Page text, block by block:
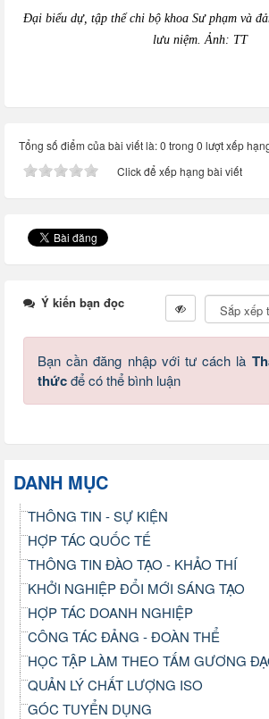
Đại biểu dự, tập thể chi bộ khoa Sư phạm và
lưu niệm. Ảnh: TT
Tổng số điểm của bài viết là: 0 trong 0 lượt xếp
Click để xếp hạng bài viết
Ý kiến bạn đọc
Bạn cần đăng nhập với tư cách là
thứcđể có thể bình luận
DANH MỤC
THÔNG TIN - SỰ KIỆN
HỢP TÁC QUỐC TẾ
THÔNG TIN ĐÀO TẠO - KHẢO THÍ
KHỞI NGHIỆP ĐỔI MỚI SÁNG TẠO
HỢP TÁC DOANH NGHIỆP
CÔNG TÁC ĐẢNG - ĐOÀN THỂ
HỌC TẬP LÀM THEO TẤM GƯƠNG
QUẢN LÝ CHẤT LƯỢNG ISO
GÓC TUYỂN DỤNG